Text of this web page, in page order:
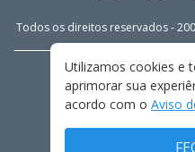
Todos os direitos reservados -
FALE
TERMOS E
Utilizamos cookies e
aprimorar sua
acordo com o Aviso